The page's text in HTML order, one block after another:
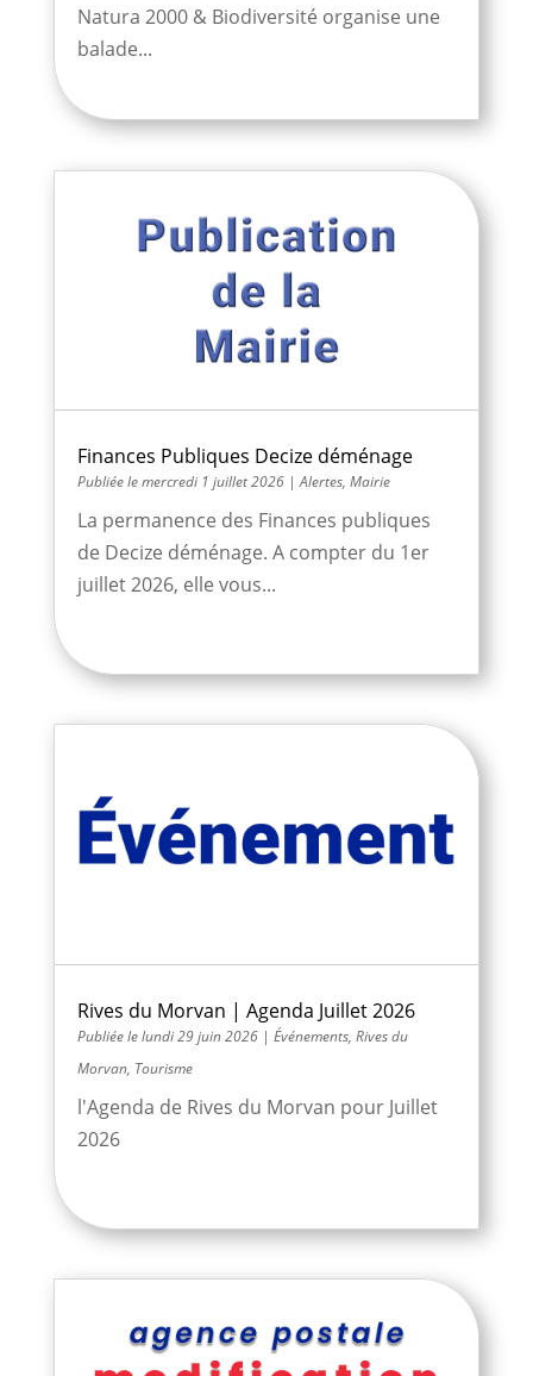
Natura 2000 & Biodiversité organise une
balade...
Finances Publiques Decize déménage
mercredi 1 juillet 2026|Alertes, Mairie
La permanence des Finances publiques
de Decize déménage. A compter du 1er
juillet 2026, elle vous...
Rives du Morvan | Agenda Juillet 2026
lundi 29 juin 2026| Événements, Rives du
Morvan, Tourisme
l'Agenda de Rives du Morvan pour Juillet
2026